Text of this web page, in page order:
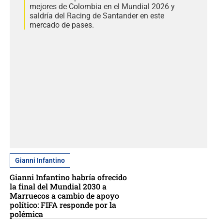
mejores de Colombia en el Mundial 2026 y
saldría del Racing de Santander en este
mercado de pases.
Gianni Infantino
Gianni Infantino habría ofrecido
la final del Mundial 2030 a
Marruecos a cambio de apoyo
político: FIFA responde por la
polémica